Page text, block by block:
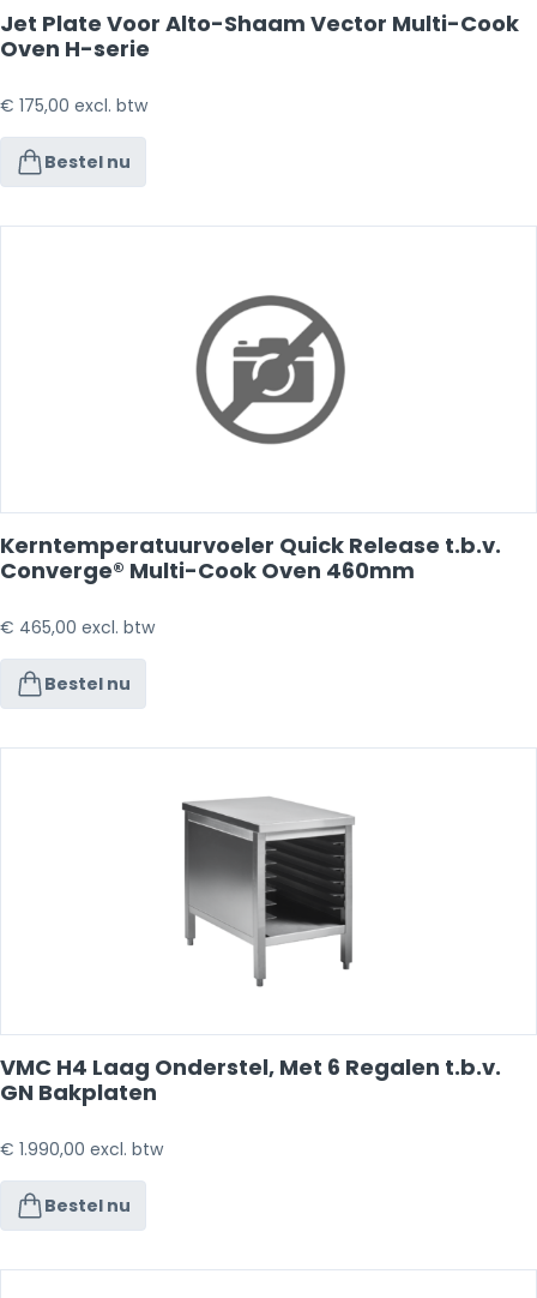
Jet Plate Voor Alto-Shaam Vector Multi-Cook
Oven H-serie
€ 175,00 excl. btw
Bestel nu
Kerntemperatuurvoeler Quick Release t.b.v.
Converge® Multi-Cook Oven 460mm
€ 465,00 excl. btw
Bestel nu
VMC H4 Laag Onderstel, Met 6 Regalen t.b.v.
GN Bakplaten
€ 1.990,00 excl. btw
Bestel nu